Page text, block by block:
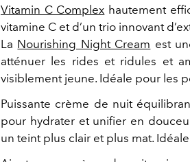
Vitamin C Complex hautement
vitamine C et d’un trio innovant
La Nourishing Night Cream est un
atténuer les rides et ridules et
visiblement jeune. Idéale pour les
Puissante crème de nuit
pour hydrater et unifier en
un teint plus clair et plus mat.